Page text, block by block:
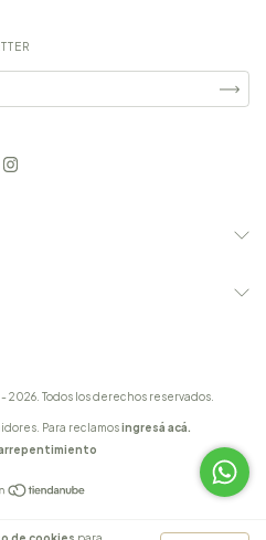
2026. Todos los derechos reservados.
Para reclamosingresá acá.